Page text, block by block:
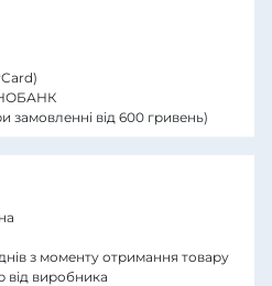
від 600 гривень)
з моменту отримання товару
від виробника